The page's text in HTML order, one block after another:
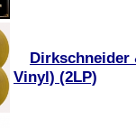
Dirkschneider
Vinyl) (2LP)